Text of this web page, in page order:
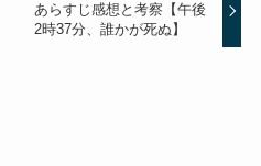
あらすじ感想と考察【午後
2時37分、誰かが死ぬ】